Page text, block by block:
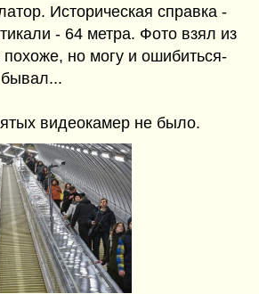
Историческая справка -
- 64 метра. Фото взял из
похоже, но могу и ошибиться-
видеокамер не было.